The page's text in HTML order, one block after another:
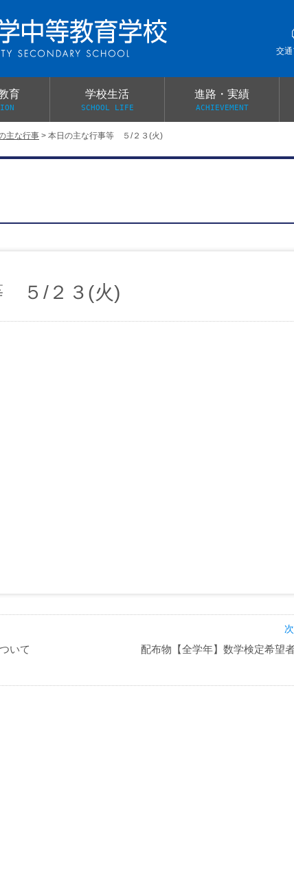
交
主な行事 > 本日の主な行事等 ５/２３(火)
育 学校生活
SCHOOL LIFE
進路・実績
ACHIEVEMENT
５/２３(火)
いて
配布物【全学年】数学検定希望